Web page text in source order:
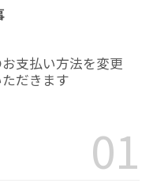
支払い方法を変更
だきます
01